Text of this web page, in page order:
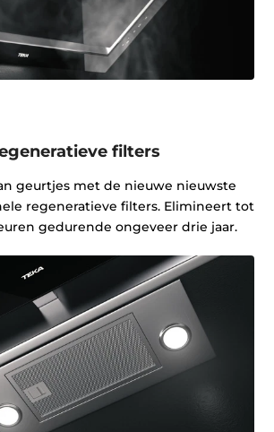
filters
geurtjes met de nieuwe nieuwste
regeneratieve filters. Elimineert tot
gedurende ongeveer drie jaar.